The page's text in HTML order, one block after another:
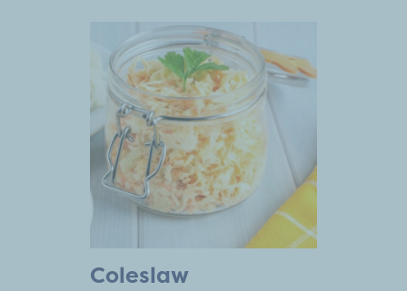
Coleslaw